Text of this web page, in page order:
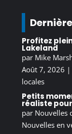
Profitez
Lakeland
par Mike
Août 7, 2026 |
locales
Petits
réaliste
par Nouvelles
Nouvelles en